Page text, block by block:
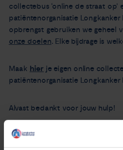
collectebus ‘online de straat
patiëntenorganisatie
opbrengst gebruiken we geheel
onze doelen. Elke bijdrage is
Maak hier je eigen online
patiëntenorganisatie
Alvast bedankt voor jouw hulp!